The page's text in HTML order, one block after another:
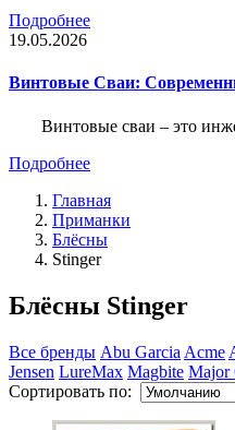
Подробнее
19.05.2026
Винтовые Сваи:
Винтовые сваи – это
Подробнее
Главная
Приманки
Блёсны
Stinger
Блёсны Stinger
Все бренды Abu Garcia Acme
Jensen LureMax Magbite Major
Сортировать по: